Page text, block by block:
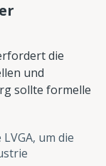
die
und
sollte formelle
um die